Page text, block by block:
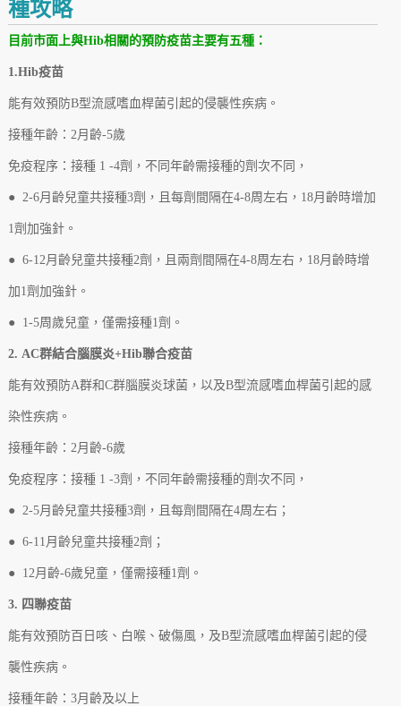
種攻略
目前市面上與Hib相關的預防疫苗主要有五種：
1.Hib疫苗
能有效預防B型流感嗜血桿菌引起的侵襲性疾病。
接種年齡：2月齡-5歲
免疫程序：接種 1 -4劑，不同年齡需接種的劑次不同，
● 2-6月齡兒童共接種3劑，且每劑間隔在4-8周左右，18月齡時增加
1劑加強針。
● 6-12月齡兒童共接種2劑，且兩劑間隔在4-8周左右，18月齡時增
加1劑加強針。
● 1-5周歲兒童，僅需接種1劑。
2. AC群結合腦膜炎+Hib聯合疫苗
能有效預防A群和C群腦膜炎球菌，以及B型流感嗜血桿菌引起的感
染性疾病。
接種年齡：2月齡-6歲
免疫程序：接種 1 -3劑，不同年齡需接種的劑次不同，
● 2-5月齡兒童共接種3劑，且每劑間隔在4周左右；
● 6-11月齡兒童共接種2劑；
● 12月齡-6歲兒童，僅需接種1劑。
3. 四聯疫苗
能有效預防百日咳、白喉、破傷風，及B型流感嗜血桿菌引起的侵
襲性疾病。
接種年齡：3月齡及以上